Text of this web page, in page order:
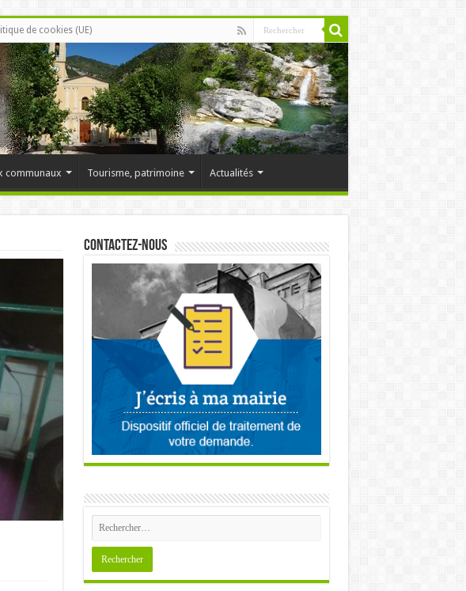
de cookies (UE)
communaux Tourisme, patrimoine Actualités
Contactez-nous